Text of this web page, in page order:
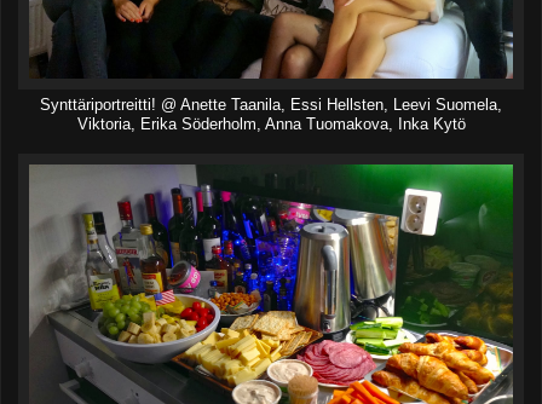
Synttäriportreitti! @ Anette Taanila, Essi Hellsten, Leevi Suomela,
Viktoria, Erika Söderholm, Anna Tuomakova, Inka Kytö